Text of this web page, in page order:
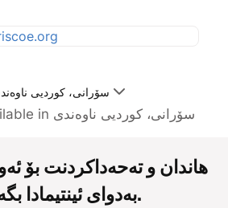
سۆرانی، کوردیی
No content available in سۆرانی، کوردیی ناوەندی
هاندان و تەحەداکردنت بۆ
بەدوای ئینتیمادا بگەڕێیت لەگەڵ خودا.